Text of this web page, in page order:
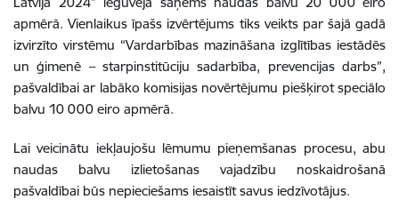
apmērā. Vienlaikus īpašs izvērtējums tiks veikts par šajā gadā
izvirzīto virstēmu “Vardarbības mazināšana izglītības iestādēs
un ģimenē – starpinstitūciju sadarbība, prevencijas darbs”,
pašvaldībai ar labāko komisijas novērtējumu piešķirot speciālo
balvu 10 000 eiro apmērā.
Lai veicinātu iekļaujošu lēmumu pieņemšanas procesu, abu
naudas balvu izlietošanas vajadzību noskaidrošanā
pašvaldībai būs nepieciešams iesaistīt savus iedzīvotājus.